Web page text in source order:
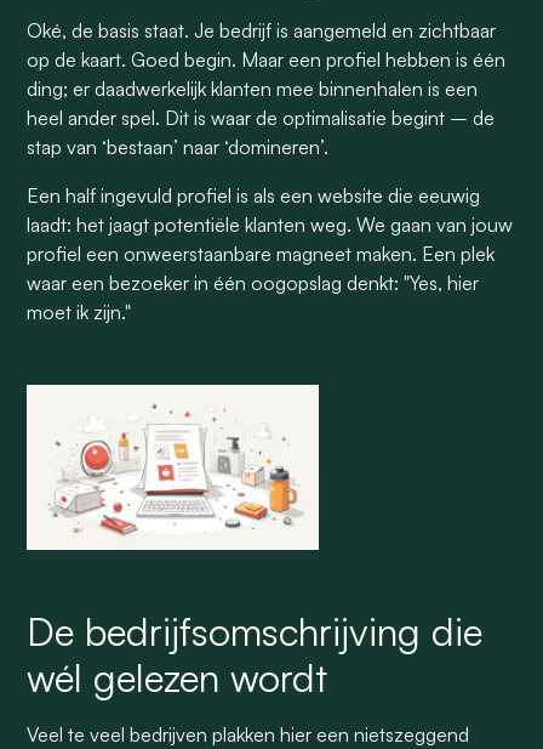
Oké, de basis staat. Je bedrijf is aangemeld en zichtbaar
op de kaart. Goed begin. Maar een profiel hebben is één
ding; er daadwerkelijk klanten mee binnenhalen is een
heel ander spel. Dit is waar de optimalisatie begint – de
stap van ‘bestaan’ naar ‘domineren’.
Een half ingevuld profiel is als een website die eeuwig
laadt: het jaagt potentiële klanten weg. We gaan van jouw
profiel een onweerstaanbare magneet maken. Een plek
waar een bezoeker in één oogopslag denkt: "Yes, hier
moet ik zijn."
De bedrijfsomschrijving die
wél gelezen wordt
Veel te veel bedrijven plakken hier een nietszeggend